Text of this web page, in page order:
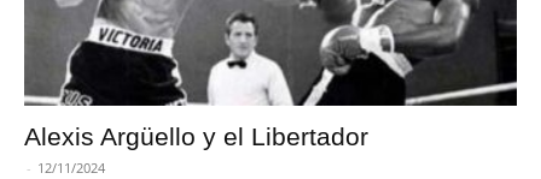
Alexis Argüello y el Libertador
- 12/11/2024